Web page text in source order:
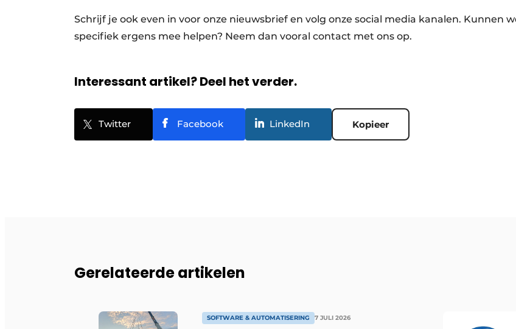
Schrijf je ook even in voor onze nieuwsbrief en volg onze social media kanalen. Kunnen
specifiek ergens mee helpen? Neem dan vooral contact met ons op.
Interessant artikel? Deel het verder.
Twitter Facebook LinkedIn Kopieer
Gerelateerde artikelen
SOFTWARE & AUTOMATISERING 7 JULI 2026